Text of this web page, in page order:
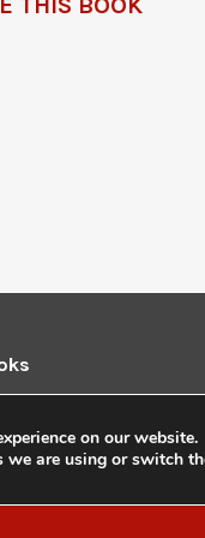
on our website.
we are using or switch